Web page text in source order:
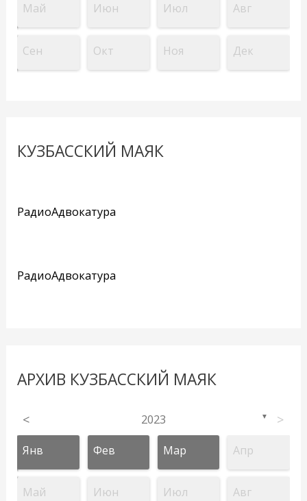
Май Июн Июл Авг
Сен Окт Ноя Дек
КУЗБАССКИЙ МАЯК
РадиоАдвокатура
РадиоАдвокатура
АРХИВ КУЗБАССКИЙ МАЯК
< 2023 ▼ >
Янв Фев Мар Апр
Май Июн Июл Авг